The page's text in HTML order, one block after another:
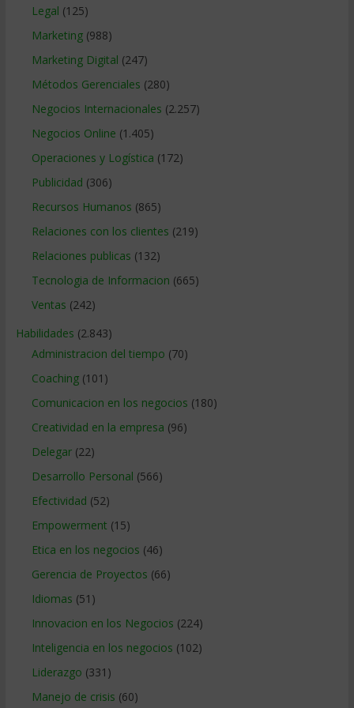
Legal (125)
Marketing(988)
Marketing Digital (247)
Métodos Gerenciales (280)
Negocios Internacionales (2.257)
Negocios Online (1.405)
Operaciones y Logística (172)
Publicidad (306)
Recursos Humanos (865)
Relaciones con los clientes (219)
Relaciones publicas (132)
Tecnologia de Informacion (665)
Ventas (242)
Habilidades (2.843)
Administracion del tiempo (70)
Coaching(101)
Comunicacion en los negocios (180)
Creatividad en la empresa (96)
Delegar(22)
Desarrollo Personal (566)
Efectividad (52)
Empowerment (15)
Etica en los negocios (46)
Gerencia de Proyectos (66)
Idiomas (51)
Innovacion en los Negocios (224)
Inteligencia en los negocios (102)
Liderazgo (331)
Manejo de crisis (60)